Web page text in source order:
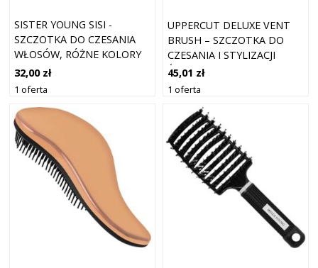
SISTER YOUNG SISI -
SZCZOTKA DO CZESANIA
WŁOSÓW, RÓŻNE KOLORY
PURE | KOLOROWY
32,00 zł
1 oferta
UPPERCUT DELUXE VENT
BRUSH – SZCZOTKA DO
CZESANIA I STYLIZACJI
ŚREDNICH I DŁUGICH
WŁOSÓW
45,01 zł
1 oferta